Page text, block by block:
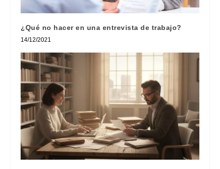
¿Qué no hacer en una entrevista de trabajo?
14/12/2021